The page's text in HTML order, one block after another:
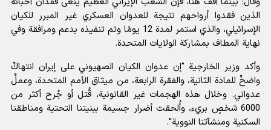
الذين فقدوا أرواحهم نتيجة للعدوان العسكري غير المبرر للکیان
الإسرائيلي، والذي استمر لمدة 12 يومًا وتم تنفيذه بدعم ومرافقة وفي
نهاية المطاف بمشاركة الولايات المتحدة.
وأكد وزير الخارجية "إن عدوان الکیان الصهيوني على إيران انتهاكٌ
واضحٌ للمادة الثانية، والفقرة الرابعة، من ميثاق الأمم المتحدة، وعملٌ
عدواني. وخلال هذه الهجمات غير القانونية، قُتل أو جُرح أكثر من
6000 شخصٍ بريء، وأُلحقت أضرار جسيمة ببنيتنا التحتية ومناطقنا
السكنية ومنشآتنا النووية".